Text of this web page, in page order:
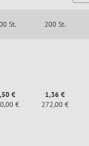
St. 200 St.
€
€
1,36 €
272,00 €